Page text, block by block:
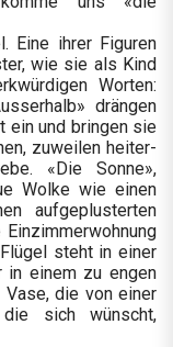
Eine ihrer Figuren
wie sie als Kind
Worten:
drängen
ein und bringen sie
zuweilen heiter-
«Die Sonne»,
Wolke wie einen
aufgeplusterten
steht in einer
in einem zu engen
die von einer
sich wünscht,